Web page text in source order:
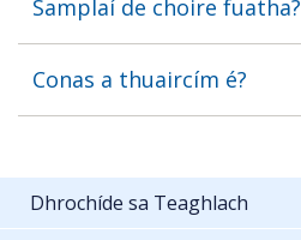
Samplaí de choire fuatha?
Conas a thuaircím é?
Dhrochíde sa Teaghlach